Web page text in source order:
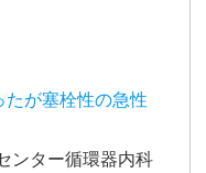
が塞栓性の急性
ンター循環器内科